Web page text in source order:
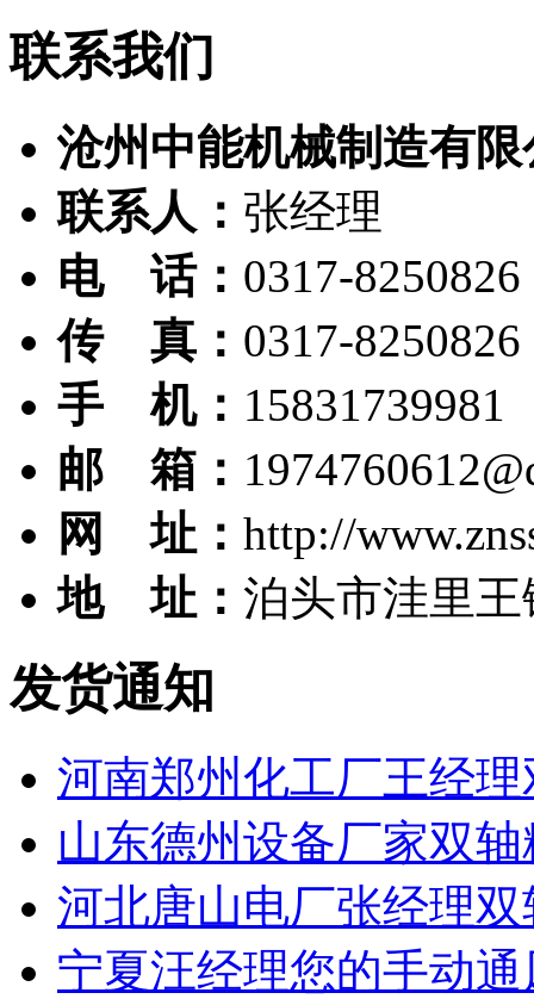
联系我们
沧州中能机械制造有限
联系人： 张经理
电 话： 0317-8250826
传 真： 0317-8250826
手 机： 15831739981
邮 箱：
网 址： http://
地 址： 泊头市洼里
发货通知
河南郑州化工厂王经
山东德州设备厂家双
河北唐山电厂张经理
宁夏汪经理您的手动